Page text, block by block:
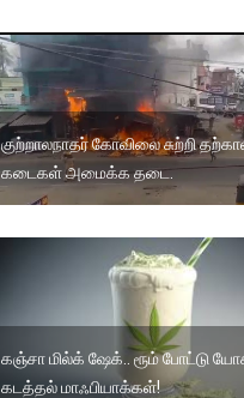
குற்றாலநாதர் கோவிலை சுற்றி
கடைகள் அமைக்க தடை.
கஞ்சா மில்க் ஷேக்.. ரூம் போட்டு
கடத்தல் மாஃபியாக்கள்!